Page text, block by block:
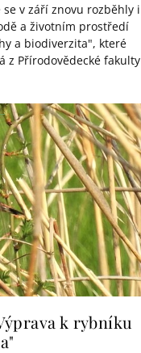
v září znovu rozběhly i
a životním prostředí
a biodiverzita", které
z Přírodovědecké fakulty
k rybníku